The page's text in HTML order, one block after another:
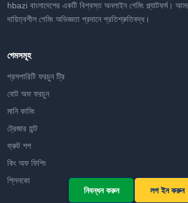
hbazi বাংলাদেশের একটি বিশ্বস্ত অনলাইন গেমিং প্ল্যাটফর্ম।
দায়িত্বশীল গেমিং অভিজ্ঞতা প্রদানে প্রতিশ্রুতিবদ্ধ।
গেমসমূহ
প্রসপারিটি ফরচুন ট্রি
বোট অফ ফরচুন
মানি কামিং
ট্রেজার হান্ট
ফ্রুট শপ
কিং অফ ফিশিং
প্লিনকো
নিবন্ধন করুন লগ ইন করুন